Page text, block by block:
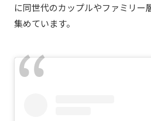
に同世代のカップルやファミリー
集めています。